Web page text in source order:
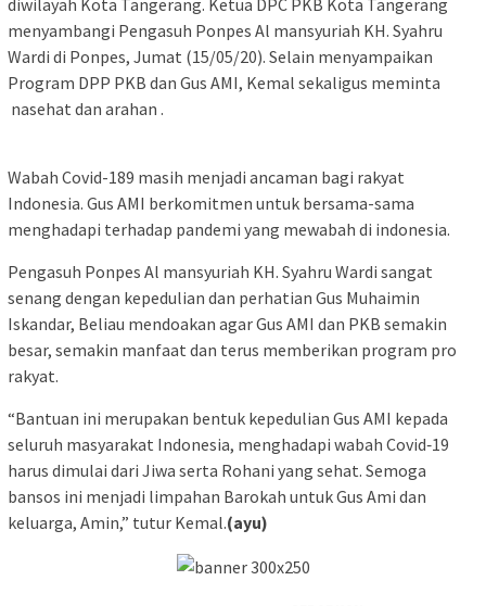
menyambangi Pengasuh Ponpes Al mansyuriah KH. Syahru
Wardi di Ponpes, Jumat (15/05/20). Selain menyampaikan
Program DPP PKB dan Gus AMI, Kemal sekaligus meminta
nasehat dan arahan .
Wabah Covid-189 masih menjadi ancaman bagi rakyat
Indonesia. Gus AMI berkomitmen untuk bersama-sama
menghadapi terhadap pandemi yang mewabah di indonesia.
Pengasuh Ponpes Al mansyuriah KH. Syahru Wardi sangat
senang dengan kepedulian dan perhatian Gus Muhaimin
Iskandar, Beliau mendoakan agar Gus AMI dan PKB semakin
besar, semakin manfaat dan terus memberikan program pro
rakyat.
“Bantuan ini merupakan bentuk kepedulian Gus AMI kepada
seluruh masyarakat Indonesia, menghadapi wabah Covid‐19
harus dimulai dari Jiwa serta Rohani yang sehat. Semoga
bansos ini menjadi limpahan Barokah untuk Gus Ami dan
keluarga, Amin,” tutur Kemal.(ayu)